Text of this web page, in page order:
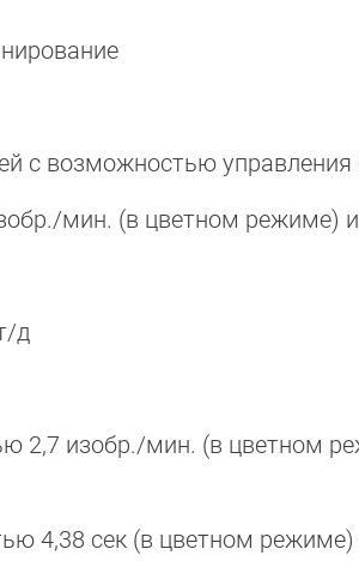
с возможностью управления
мин. (в цветном режиме)
д
2,7 изобр./мин. (в цветном
4,38 сек (в цветном